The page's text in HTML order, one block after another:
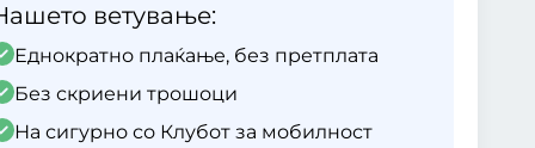
ветување:
Еднократно плаќање, без претплата
Без скриени трошоци
На сигурно со Клубот за мобилност